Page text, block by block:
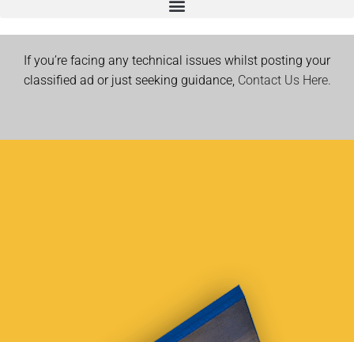
If you’re facing any technical issues whilst posting your
classified ad or just seeking guidance, Contact Us Here.